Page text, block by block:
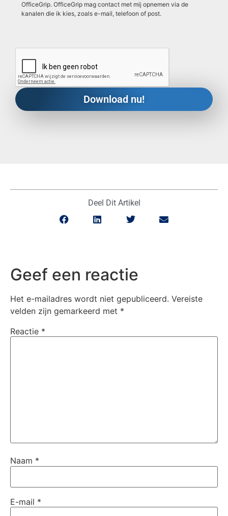
OfficeGrip. OfficeGrip mag contact met mij opnemen via de
kanalen die ik kies, zoals e-mail, telefoon of post.
Deel Dit Artikel
Geef een reactie
Het e-mailadres wordt niet gepubliceerd. Vereiste
velden zijn gemarkeerd met *
Reactie *
Naam *
E-mail *